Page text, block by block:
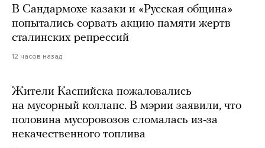
В Сандармохе казаки и «Русская община»
попытались сорвать акцию памяти жертв
сталинских репрессий
12 часов назад
Жители Каспийска пожаловались
на мусорный коллапс. В мэрии заявили, что
половина мусоровозов сломалась из-за
некачественного топлива